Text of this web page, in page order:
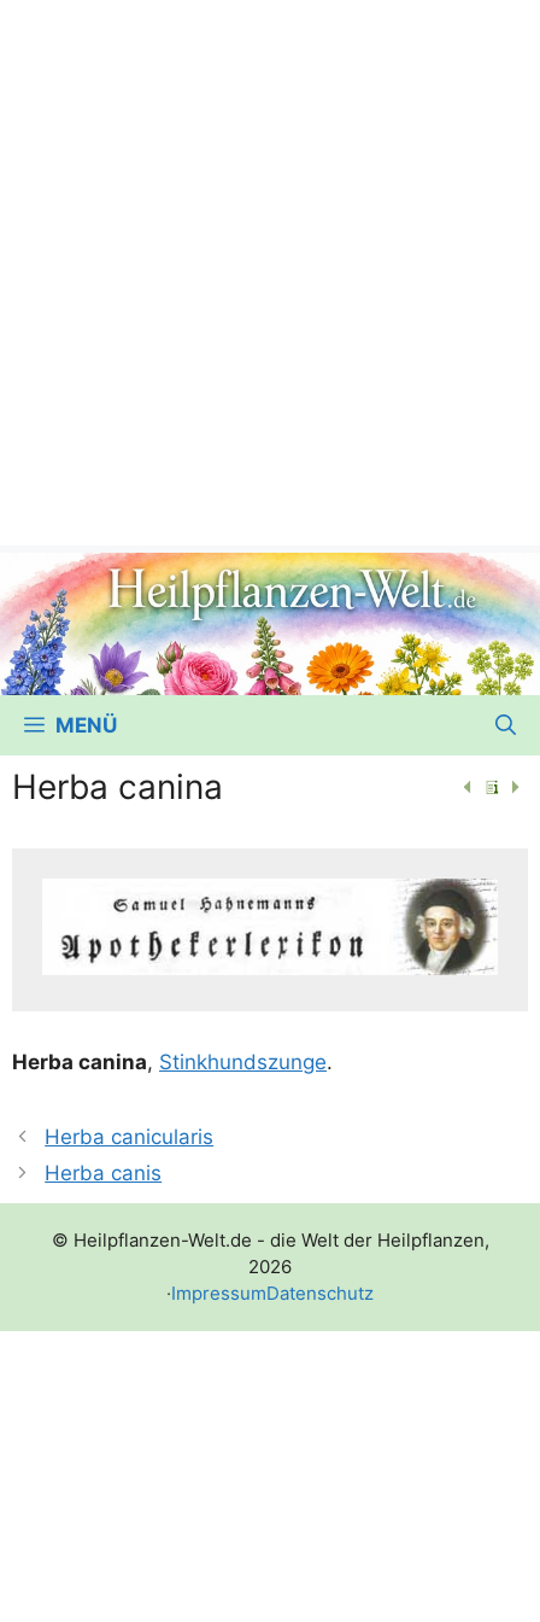
MENÜ
Herba canina
Her­ba cani­na, Stink­hunds­zun­ge.
Herba canicularis
Herba canis
© Heilpflanzen-Welt.de - die Welt der Heilpflanzen,
2026
·ImpressumDatenschutz